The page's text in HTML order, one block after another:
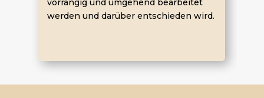
vorrangig und umgehend bearbeitet
werden und darüber entschieden wird.